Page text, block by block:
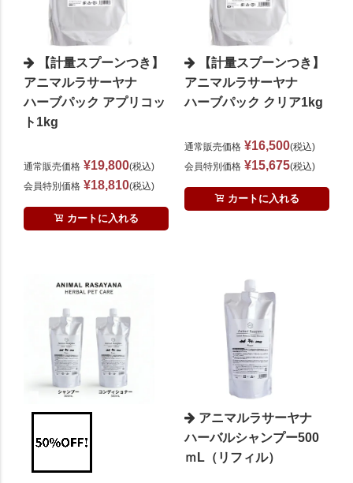
【計量スプーンつき】
アニマルラサーヤナ
ハーブパック アプリコッ
ト1kg
通常販売価格 ¥19,800 税込
会員特別価格 ¥18,810 税込
カートに入れる
【計量スプーンつき】
アニマルラサーヤナ
ハーブパック クリア1kg
通常販売価格 ¥16,500 税込
会員特別価格 ¥15,675 税込
カートに入れる
アニマルラサーヤナ
ハーバルシャンプー500
ｍL（リフィル）